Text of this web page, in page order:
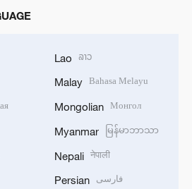
Lao ລາວ
Malay Bahasa Melayu
Mongolian Монгол
Myanmar မြန်မာဘာသာ
Nepali नेपाली
Persian فارسی